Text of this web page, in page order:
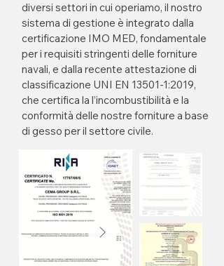
diversi settori in cui operiamo, il nostro
sistema di gestione è integrato dalla
certificazione IMO MED, fondamentale
per i requisiti stringenti delle forniture
navali, e dalla recente attestazione di
classificazione UNI EN 13501-1:2019,
che certifica la l’incombustibilità e la
conformità delle nostre forniture a base
di gesso per il settore civile.